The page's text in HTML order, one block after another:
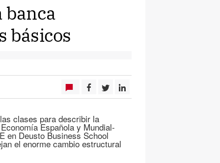
banca
básicos
clases para describir la
Española y Mundial-
en Deusto Business School
el enorme cambio estructural